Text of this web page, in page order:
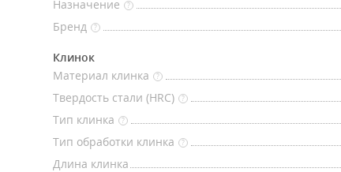
Назначение ?
Бренд ?
Клинок
Материал клинка
?
Твердость стали (HRC) ?
Тип клинка
?
Тип обработки клинка ?
Длина клинка